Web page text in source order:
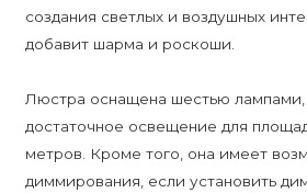
создания светлых и воздушных
добавит шарма и роскоши.
Люстра оснащена шестью лампами,
достаточное освещение для
метров. Кроме того, она имеет
диммирования, если установить